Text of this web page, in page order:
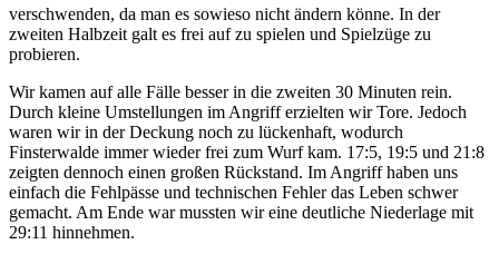
verschwenden, da man es sowieso nicht ändern könne. In der
zweiten Halbzeit galt es frei auf zu spielen und Spielzüge zu
probieren.
Wir kamen auf alle Fälle besser in die zweiten 30 Minuten rein.
Durch kleine Umstellungen im Angriff erzielten wir Tore. Jedoch
waren wir in der Deckung noch zu lückenhaft, wodurch
Finsterwalde immer wieder frei zum Wurf kam. 17:5, 19:5 und 21:8
zeigten dennoch einen großen Rückstand. Im Angriff haben uns
einfach die Fehlpässe und technischen Fehler das Leben schwer
gemacht. Am Ende war mussten wir eine deutliche Niederlage mit
29:11 hinnehmen.